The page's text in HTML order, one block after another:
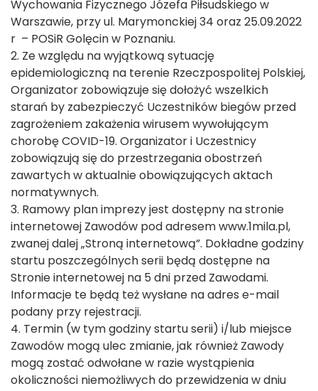
Wychowania Fizycznego Józefa Piłsudskiego w
Warszawie, przy ul. Marymonckiej 34 oraz 25.09.2022
r – POSiR Golęcin w Poznaniu.
2. Ze względu na wyjątkową sytuację
epidemiologiczną na terenie Rzeczpospolitej Polskiej,
Organizator zobowiązuje się dołożyć wszelkich
starań by zabezpieczyć Uczestników biegów przed
zagrożeniem zakażenia wirusem wywołującym
chorobę COVID-19. Organizator i Uczestnicy
zobowiązują się do przestrzegania obostrzeń
zawartych w aktualnie obowiązujących aktach
normatywnych.
3. Ramowy plan imprezy jest dostępny na stronie
internetowej Zawodów pod adresem www.1mila.pl,
zwanej dalej „Stroną internetową”. Dokładne godziny
startu poszczególnych serii będą dostępne na
Stronie internetowej na 5 dni przed Zawodami.
Informacje te będą też wysłane na adres e-mail
podany przy rejestracji.
4. Termin (w tym godziny startu serii) i/lub miejsce
Zawodów mogą ulec zmianie, jak również Zawody
mogą zostać odwołane w razie wystąpienia
okoliczności niemożliwych do przewidzenia w dniu